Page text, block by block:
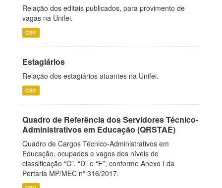
Relação dos editais publicados, para provimento de
vagas na Unifei.
CSV
Estagiários
Relação dos estagiários atuantes na Unifei.
CSV
Quadro de Referência dos Servidores Técnico-
Administrativos em Educação (QRSTAE)
Quadro de Cargos Técnico-Administrativos em
Educação, ocupados e vagos dos níveis de
classificação “C”, “D” e “E”, conforme Anexo I da
Portaria MP/MEC nº 316/2017.